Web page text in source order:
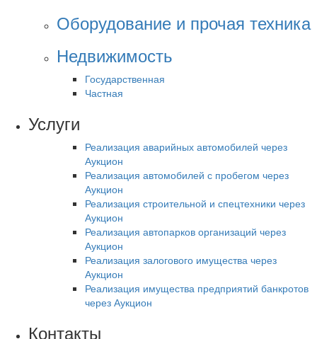
Оборудование и прочая техника
Недвижимость
Государственная
Частная
Услуги
Реализация аварийных автомобилей через
Аукцион
Реализация автомобилей с пробегом через
Аукцион
Реализация строительной и спецтехники через
Аукцион
Реализация автопарков организаций через
Аукцион
Реализация залогового имущества через
Аукцион
Реализация имущества предприятий банкротов
через Аукцион
Контакты